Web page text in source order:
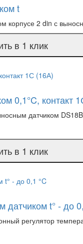
t
корпусе 2 din с
в 1 клик
0,1°C, контакт
датчиком
в 1 клик
t° - до
регулятор